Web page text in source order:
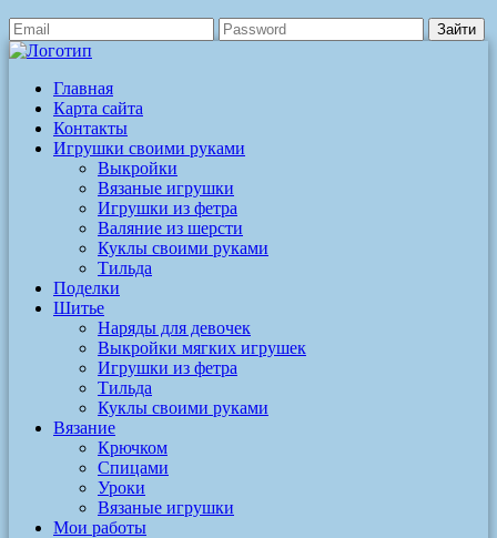
Зайти
Главная
Карта сайта
Контакты
Игрушки своими руками
Выкройки
Вязаные игрушки
Игрушки из фетра
Валяние из шерсти
Куклы своими руками
Тильда
Поделки
Шитье
Наряды для девочек
Выкройки мягких игрушек
Игрушки из фетра
Тильда
Куклы своими руками
Вязание
Крючком
Спицами
Уроки
Вязаные игрушки
Мои работы